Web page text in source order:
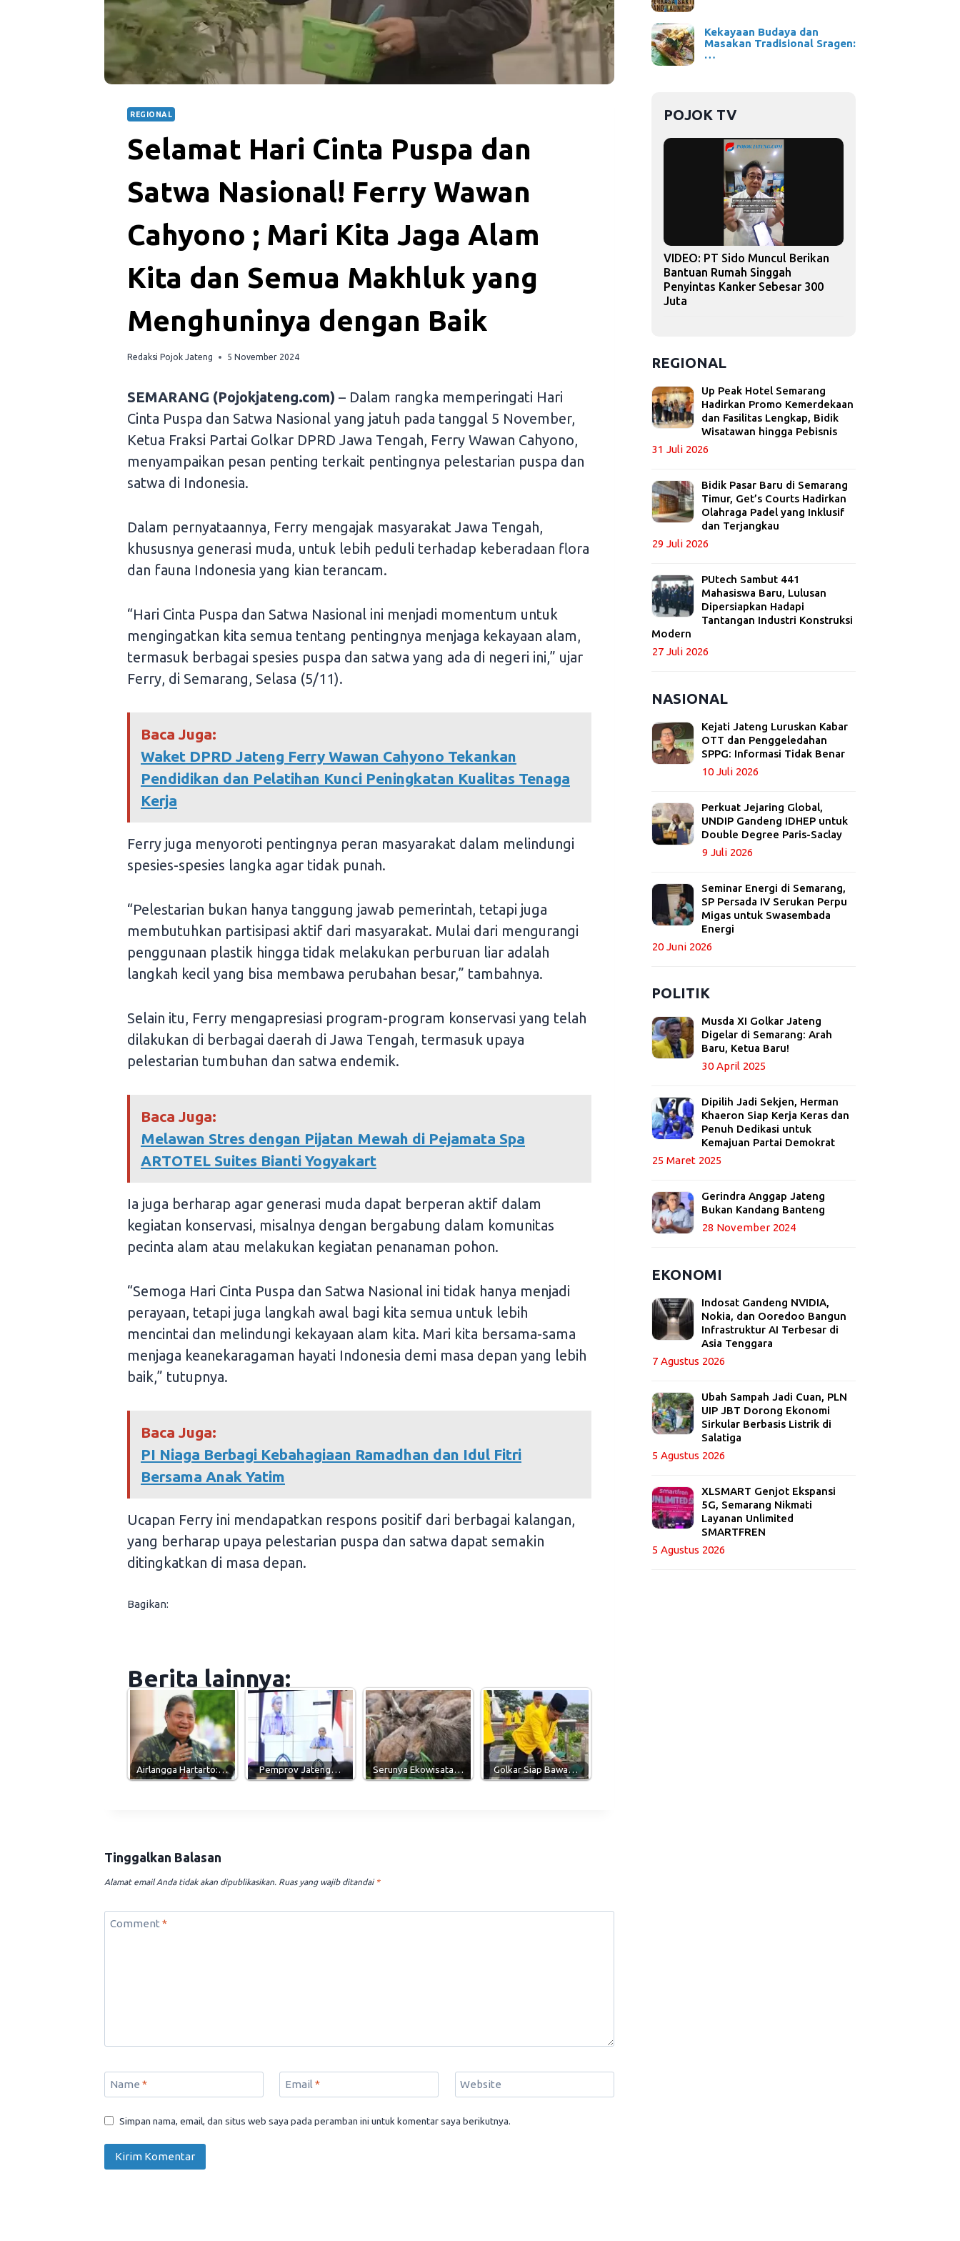
REGIONAL
Selamat Hari Cinta Puspa dan
Satwa Nasional! Ferry Wawan
Cahyono ; Mari Kita Jaga Alam
Kita dan Semua Makhluk yang
Menghuninya dengan Baik
Redaksi Pojok Jateng 5 November 2024
SEMARANG (Pojokjateng.com) – Dalam rangka memperingati Hari
Cinta Puspa dan Satwa Nasional yang jatuh pada tanggal 5 November,
Ketua Fraksi Partai Golkar DPRD Jawa Tengah, Ferry Wawan Cahyono,
menyampaikan pesan penting terkait pentingnya pelestarian puspa dan
satwa di Indonesia.
Dalam pernyataannya, Ferry mengajak masyarakat Jawa Tengah,
khususnya generasi muda, untuk lebih peduli terhadap keberadaan flora
dan fauna Indonesia yang kian terancam.
“Hari Cinta Puspa dan Satwa Nasional ini menjadi momentum untuk
mengingatkan kita semua tentang pentingnya menjaga kekayaan alam,
termasuk berbagai spesies puspa dan satwa yang ada di negeri ini,” ujar
Ferry, di Semarang, Selasa (5/11).
Baca Juga:
Waket DPRD Jateng Ferry Wawan Cahyono Tekankan
Pendidikan dan Pelatihan Kunci Peningkatan Kualitas Tenaga
Kerja
Ferry juga menyoroti pentingnya peran masyarakat dalam melindungi
spesies-spesies langka agar tidak punah.
“Pelestarian bukan hanya tanggung jawab pemerintah, tetapi juga
membutuhkan partisipasi aktif dari masyarakat. Mulai dari mengurangi
penggunaan plastik hingga tidak melakukan perburuan liar adalah
langkah kecil yang bisa membawa perubahan besar,” tambahnya.
Selain itu, Ferry mengapresiasi program-program konservasi yang telah
dilakukan di berbagai daerah di Jawa Tengah, termasuk upaya
pelestarian tumbuhan dan satwa endemik.
Baca Juga:
Melawan Stres dengan Pijatan Mewah di Pejamata Spa
ARTOTEL Suites Bianti Yogyakart
Ia juga berharap agar generasi muda dapat berperan aktif dalam
kegiatan konservasi, misalnya dengan bergabung dalam komunitas
pecinta alam atau melakukan kegiatan penanaman pohon.
“Semoga Hari Cinta Puspa dan Satwa Nasional ini tidak hanya menjadi
perayaan, tetapi juga langkah awal bagi kita semua untuk lebih
mencintai dan melindungi kekayaan alam kita. Mari kita bersama-sama
menjaga keanekaragaman hayati Indonesia demi masa depan yang lebih
baik,” tutupnya.
Baca Juga:
PI Niaga Berbagi Kebahagiaan Ramadhan dan Idul Fitri
Bersama Anak Yatim
Ucapan Ferry ini mendapatkan respons positif dari berbagai kalangan,
yang berharap upaya pelestarian puspa dan satwa dapat semakin
ditingkatkan di masa depan.
Bagikan:
Berita lainnya:
Airlangga Hartarto:… Pemprov Jateng… Serunya Ekowisata… Golkar Siap Bawa…
Tinggalkan Balasan
Alamat email Anda tidak akan dipublikasikan. Ruas yang wajib ditandai *
Comment *
Name * Email * Website
Simpan nama, email, dan situs web saya pada peramban ini untuk komentar saya berikutnya.
Kekayaan Budaya dan
Masakan Tradisional Sragen:
…
POJOK TV
VIDEO: PT Sido Muncul Berikan
Bantuan Rumah Singgah
Penyintas Kanker Sebesar 300
Juta
REGIONAL
Up Peak Hotel Semarang
Hadirkan Promo Kemerdekaan
dan Fasilitas Lengkap, Bidik
Wisatawan hingga Pebisnis
31 Juli 2026
Bidik Pasar Baru di Semarang
Timur, Get’s Courts Hadirkan
Olahraga Padel yang Inklusif
dan Terjangkau
29 Juli 2026
PUtech Sambut 441
Mahasiswa Baru, Lulusan
Dipersiapkan Hadapi
Tantangan Industri Konstruksi
Modern
27 Juli 2026
NASIONAL
Kejati Jateng Luruskan Kabar
OTT dan Penggeledahan
SPPG: Informasi Tidak Benar
10 Juli 2026
Perkuat Jejaring Global,
UNDIP Gandeng IDHEP untuk
Double Degree Paris-Saclay
9 Juli 2026
Seminar Energi di Semarang,
SP Persada IV Serukan Perpu
Migas untuk Swasembada
Energi
20 Juni 2026
POLITIK
Musda XI Golkar Jateng
Digelar di Semarang: Arah
Baru, Ketua Baru!
30 April 2025
Dipilih Jadi Sekjen, Herman
Khaeron Siap Kerja Keras dan
Penuh Dedikasi untuk
Kemajuan Partai Demokrat
25 Maret 2025
Gerindra Anggap Jateng
Bukan Kandang Banteng
28 November 2024
EKONOMI
Indosat Gandeng NVIDIA,
Nokia, dan Ooredoo Bangun
Infrastruktur AI Terbesar di
Asia Tenggara
7 Agustus 2026
Ubah Sampah Jadi Cuan, PLN
UIP JBT Dorong Ekonomi
Sirkular Berbasis Listrik di
Salatiga
5 Agustus 2026
XLSMART Genjot Ekspansi
5G, Semarang Nikmati
Layanan Unlimited
SMARTFREN
5 Agustus 2026